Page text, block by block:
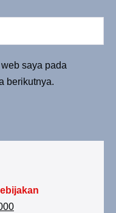
saya pada
berikutnya.